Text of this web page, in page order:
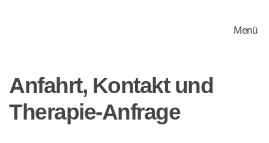
Menü
Anfahrt, Kontakt und
Therapie-Anfrage